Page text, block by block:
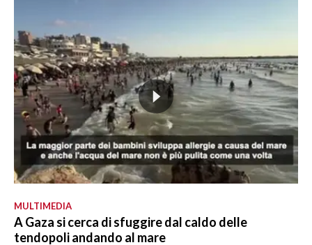
MULTIMEDIA
A Gaza si cerca di sfuggire dal caldo delle
tendopoli andando al mare